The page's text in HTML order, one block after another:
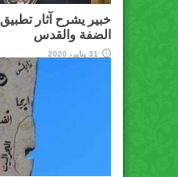
خبير يشرح آثار
الضفة والقدس
31 يناير، 2020